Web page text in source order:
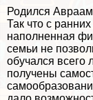
Родился
Так что с
наполненная
семьи не
обучался
получены